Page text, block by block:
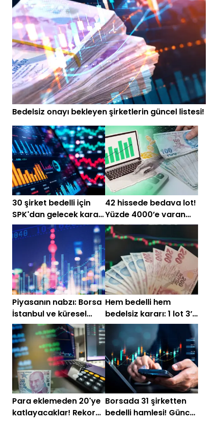
Bedelsiz onayı bekleyen şirketlerin güncel listesi!
30 şirket bedelli için
SPK'dan gelecek kararı
bekliyor! Güncel liste
42 hissede bedava lot!
Yüzde 4000’e varan
bedelsiz listesi
Piyasanın nabzı: Borsa
İstanbul ve küresel
piyasalarda gün
başlarken (15 Haziran)
Hem bedelli hem
bedelsiz kararı: 1 lot 3’e
çıkıyor
Para eklemeden 20'ye
katlayacaklar! Rekor
Borsada 31 şirketten
bedelli hamlesi! Güncel